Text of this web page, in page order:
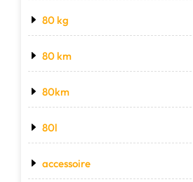
80 kg
80 km
80km
80l
accessoire